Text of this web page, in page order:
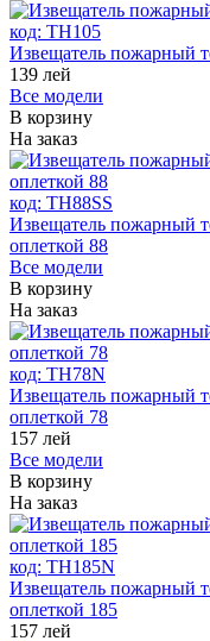
код: ТH105
Извещатель пожарный
139 лей
Все модели
В корзину
На заказ
код: ТH88SS
Извещатель пожарный
оплеткой 88
Все модели
В корзину
На заказ
код: ТH78N
Извещатель пожарный
оплеткой 78
157 лей
Все модели
В корзину
На заказ
код: ТH185N
Извещатель пожарный
оплеткой 185
157 лей